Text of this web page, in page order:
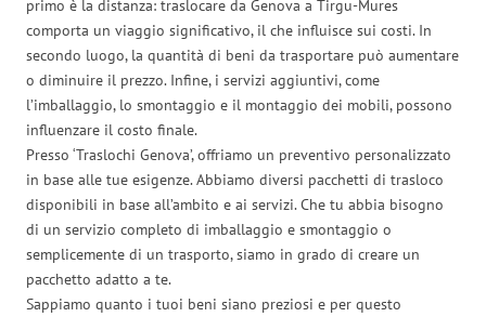
primo è la distanza: traslocare da Genova a Tirgu-Mures
comporta un viaggio significativo, il che influisce sui costi. In
secondo luogo, la quantità di beni da trasportare può aumentare
o diminuire il prezzo. Infine, i servizi aggiuntivi, come
l’imballaggio, lo smontaggio e il montaggio dei mobili, possono
influenzare il costo finale.
Presso ‘Traslochi Genova’, offriamo un preventivo personalizzato
in base alle tue esigenze. Abbiamo diversi pacchetti di trasloco
disponibili in base all’ambito e ai servizi. Che tu abbia bisogno
di un servizio completo di imballaggio e smontaggio o
semplicemente di un trasporto, siamo in grado di creare un
pacchetto adatto a te.
Sappiamo quanto i tuoi beni siano preziosi e per questo